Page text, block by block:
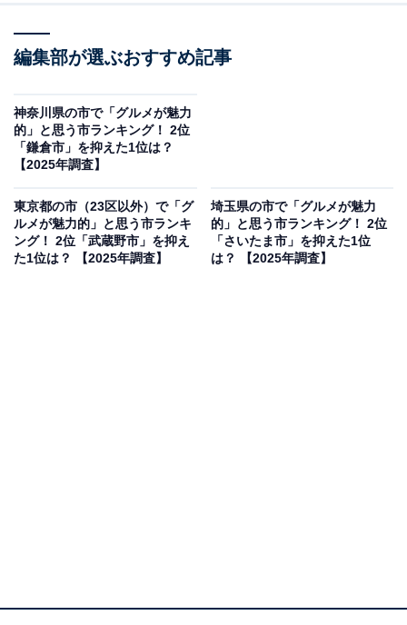
います。
回答者からは「パスタの街として有名で、専門店が多
く、レベルの高い洋食やカフェが揃っているから」（30
代女性／愛知県）、「歴史のある町なので地元のソウル
／青森県）、「名物グルメが揃う街。高崎パスタ、郷土
料理のおっきりこみ、上州地鶏料理、だるま弁当などが
有名です」（50代男性／東京都）といった声が集まりま
編集部が選ぶおすすめ記事
神奈川県の市で「グルメが魅力
的」と思う市ランキング！ 2位
「鎌倉市」を抑えた1位は？
【2025年調査】
東京都の市（23区以外）で「グ
ルメが魅力的」と思う市ランキ
ング！ 2位「武蔵野市」を抑え
た1位は？ 【2025年調査】
埼玉県の市で「グルメが魅力
的」と思う市ランキング！ 2位
「さいたま市」を抑えた1位
は？ 【2025年調査】